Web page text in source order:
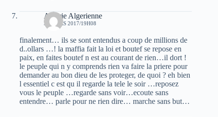
Algerie Algerienne
31 MARS 2017/19H08
finalement… ils se sont entendus a coup de millions de
d..ollars …! la maffia fait la loi et boutef se repose en
paix, en faites boutef n est au courant de rien…il dort !
le peuple qui n y comprends rien va faire la priere pour
demander au bon dieu de les proteger, de quoi ? eh bien
l essentiel c est qu il regarde la tele le soir …reposez
vous le peuple …regarde sans voir…ecoute sans
entendre… parle pour ne rien dire… marche sans but…